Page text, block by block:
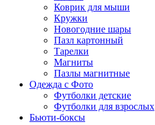
Коврик для мыши
Кружки
Новогодние шары
Пазл картонный
Тарелки
Магниты
Пазлы магнитные
Одежда с Фото
Футболки детские
Футболки для взрослых
Бьюти-боксы